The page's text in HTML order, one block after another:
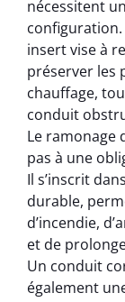
nécessitent
insert vise à
préserver les
chauffage,
conduit
Le ramonage
pas à une
Il s’inscrit
durable,
d’incendie,
et de
Un conduit
également